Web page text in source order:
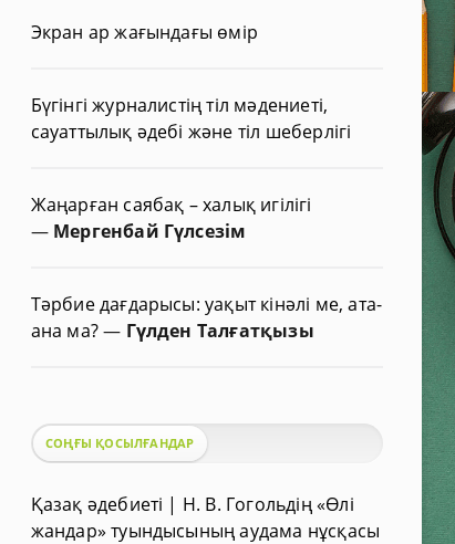
Экран ар жағындағы өмір
Бүгінгі журналистің тіл мәдениеті,
сауаттылық әдебі және тіл шеберлігі
Жаңарған саябақ – халық игілігі
— Мергенбай Гүлсезім
Тәрбие дағдарысы: уақыт кінәлі ме, ата-
ана ма?— Гүлден Талғатқызы
СОҢҒЫ ҚОСЫЛҒАНДАР
Қазақ әдебиеті | Н. В. Гогольдің «Өлі
жандар» туындысының аудама нұсқасы